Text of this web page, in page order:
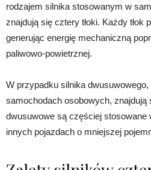
rodzajem silnika stosowanym w
znajdują się cztery tłoki. Każdy tłok
generując energię mechaniczną
paliwowo-powietrznej.
W przypadku silnika
samochodach osobowych, znajdują
dwusuwowe są częściej
innych pojazdach o mniejszej